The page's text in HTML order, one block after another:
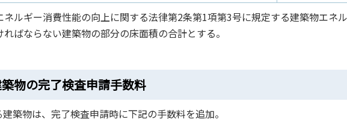
ルギー消費性能の向上に関する法律第2条第1項第3号に規定する建築物エネ
ばならない建築物の部分の床面積の合計とする。
物の完了検査申請手数料
築物は、完了検査申請時に下記の手数料を追加。